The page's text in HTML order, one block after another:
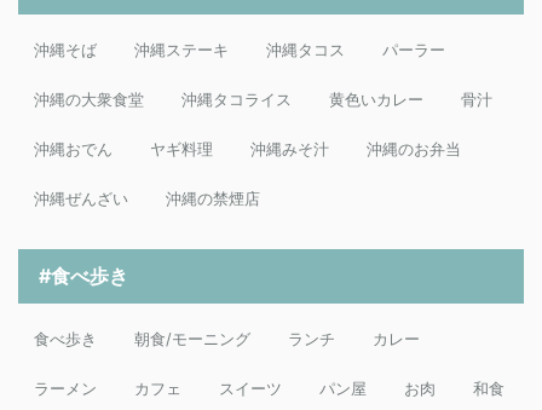
沖縄そば 沖縄ステーキ 沖縄タコス パーラー
沖縄の大衆食堂 沖縄タコライス 黄色いカレー 骨汁
沖縄おでん ヤギ料理 沖縄みそ汁 沖縄のお弁当
沖縄ぜんざい 沖縄の禁煙店
#食べ歩き
食べ歩き 朝食/モーニング ランチ カレー
ラーメン カフェ スイーツ パン屋 お肉 和食